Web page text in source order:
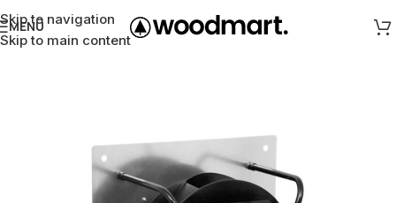
Skip to navigation
Skip to main content
MENÜ